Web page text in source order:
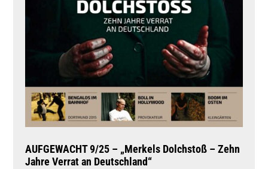
AUFGEWACHT 9/25 – „Merkels Dolchstoß – Zehn
Jahre Verrat an Deutschland“